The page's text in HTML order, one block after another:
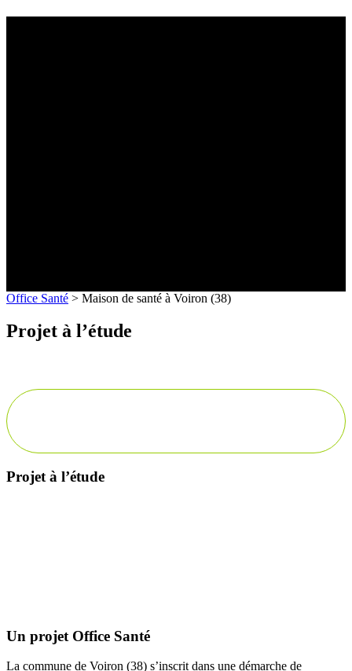
Office Santé > Maison de santé à Voiron (38)
Projet à l’étude
Projet à l’étude
Un projet Office Santé
La commune de Voiron (38) s’inscrit dans une démarche de